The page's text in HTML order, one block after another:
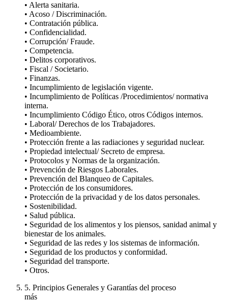
• Alerta sanitaria.
• Acoso / Discriminación.
• Contratación pública.
• Confidencialidad.
• Corrupción/ Fraude.
• Competencia.
• Delitos corporativos.
• Fiscal / Societario.
• Finanzas.
• Incumplimiento de legislación vigente.
• Incumplimiento de Políticas /Procedimientos/ normativa
interna.
• Incumplimiento Código Ético, otros Códigos internos.
• Laboral/ Derechos de los Trabajadores.
• Medioambiente.
• Protección frente a las radiaciones y seguridad nuclear.
• Propiedad intelectual/ Secreto de empresa.
• Protocolos y Normas de la organización.
• Prevención de Riesgos Laborales.
• Prevención del Blanqueo de Capitales.
• Protección de los consumidores.
• Protección de la privacidad y de los datos personales.
• Sostenibilidad.
• Salud pública.
• Seguridad de los alimentos y los piensos, sanidad animal y
bienestar de los animales.
• Seguridad de las redes y los sistemas de información.
• Seguridad de los productos y conformidad.
• Seguridad del transporte.
• Otros.
5. Principios Generales y Garantías del proceso
más